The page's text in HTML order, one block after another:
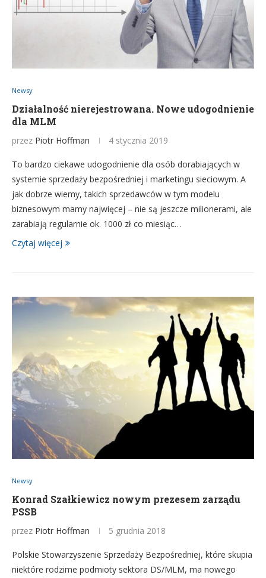
Newsy
Działalność nierejestrowana. Nowe udogodnienie
dla MLM
przez Piotr Hoffman 4 stycznia 2019
To bardzo ciekawe udogodnienie dla osób dorabiających w
systemie sprzedaży bezpośredniej i marketingu sieciowym. A
jak dobrze wiemy, takich sprzedawców w tym modelu
biznesowym mamy najwięcej – nie są jeszcze milionerami, ale
zarabiają regularnie ok. 1000 zł co miesiąc…
Czytaj więcej
Newsy
Konrad Szałkiewicz nowym prezesem zarządu
PSSB
przez Piotr Hoffman 5 grudnia 2018
Polskie Stowarzyszenie Sprzedaży Bezpośredniej, które skupia
niektóre rodzime podmioty sektora DS/MLM, ma nowego